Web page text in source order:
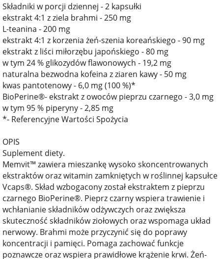
Składniki w porcji dziennej - 2 kapsułki
ekstrakt 4:1 z ziela brahmi - 250 mg
L-teanina - 200 mg
ekstrakt 4:1 z korzenia żeń-szenia koreańskiego - 90 mg
ekstrakt z liści miłorzębu japońskiego - 80 mg
w tym 24 % glikozydów flawonowych - 19,2 mg
naturalna bezwodna kofeina z ziaren kawy - 50 mg
kwas pantotenowy - 6,0 mg (100 %)*
BioPerine®- ekstrakt z owoców pieprzu czarnego - 3,0 mg
w tym 95 % piperyny - 2,85 mg
*- Referencyjne Wartości Spożycia
OPIS
Suplement diety.
Memvit™ zawiera mieszankę wysoko skoncentrowanych
ekstraktów oraz witamin zamkniętych w roślinnej kapsułce
Vcaps®. Skład wzbogacony został ekstraktem z pieprzu
czarnego BioPerine®. Pieprz czarny wspiera trawienie i
wchłanianie składników odżywczych oraz zwiększa
skuteczność składników ziołowych oraz wspomaga układ
nerwowy. Brahmi może przyczynić się do poprawy
koncentracji i pamięci. Pomaga zachować funkcje
poznawcze oraz wspiera prawidłowe krążenie krwi. Żeń-